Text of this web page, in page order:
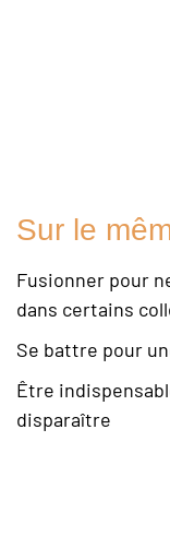
Sur le
Fusionner pour
dans certains
Se battre pour
Être
disparaître